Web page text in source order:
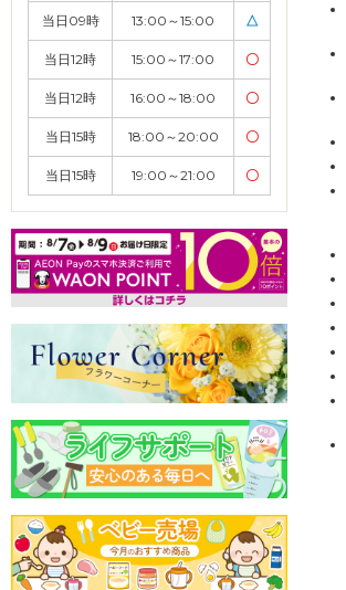
当日09時 13:00～15:00 △
当日12時 15:00～17:00 〇
当日12時 16:00～18:00 〇
当日15時 18:00～20:00 〇
当日15時 19:00～21:00 〇